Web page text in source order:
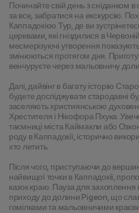
Починайте свій день з сніданком
за все, забратися на екскурсію.
Каппадокією Тур, де ви
церквами, які гніздилися в
месмерізуючі утворення
змінюються протягом дня.
венчуруєте через мальовничу
Далі, дайвінг в багату історію
будете досліджувати стародавні
заселяють християнською
Хрестителя і Нікофора Пхука.
таємниці міста Каймакли або
роду в Каппадокії, історично
хто летить.
Після чого, приступаючи до
найвищої точки в Каппадокії,
казок краю. Пауза для
приходу до долини Pigeon, що
гомілками та мальовничими